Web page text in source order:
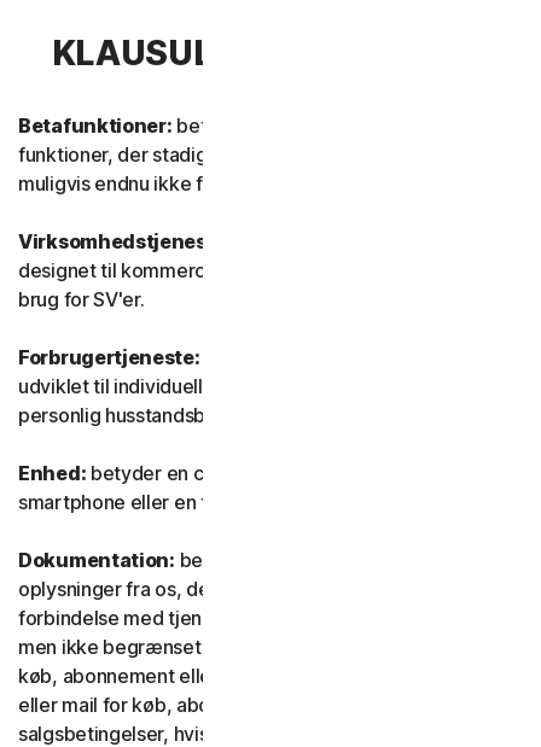
KLAUSUL 1 – DEFINITIONER
Betafunktioner: betyder nye og/eller opdaterede
funktioner, der stadig er i testtilstand. Disse funktioner er
muligvis endnu ikke fuldt funktionsdygtige eller færdige.
Virksomhedstjeneste:
designet til kommercielle formål og beregnet til intern
brug for SV'er.
Forbrugertjeneste:
udviklet til individuelle forbrugerformål og beregnet til
personlig husstandsbrug.
Enhed: betyder en computer, en bærbar computer, en
smartphone eller en tablet.
Dokumentation: betyder alle dokumenter og
oplysninger fra os, der ledsager eller stilles til rådighed i
forbindelse med tjenesten og/eller softwaren (herunder,
men ikke begrænset til, emballage eller oplysninger om
køb, abonnement eller fornyelse, såsom en kvittering
eller mail for køb, abonnement eller fornyelse, og
salgsbetingelser, hvis du handler direkte med os).